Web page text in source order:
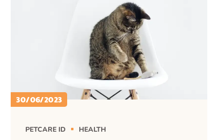
30/06/2023
PETCARE ID HEALTH